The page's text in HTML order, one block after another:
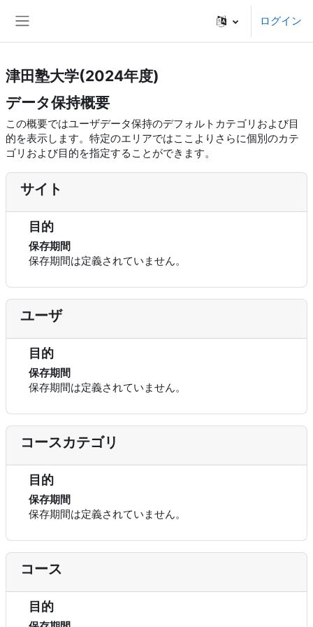
ログイン
津田塾大学(2024年度)
データ保持概要
この概要ではユーザデータ保持のデフォルトカテゴリおよび目
的を表示します。特定のエリアではここよりさらに個別のカテ
ゴリおよび目的を指定することができます。
サイト
目的
保存期間
保存期間は定義されていません。
ユーザ
目的
保存期間
保存期間は定義されていません。
コースカテゴリ
目的
保存期間
保存期間は定義されていません。
コース
目的